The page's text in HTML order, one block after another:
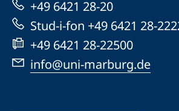
Website
+49 6421 28-20
Stud-i-fon +49 6421 28-
+49 6421 28-22500
info@uni-marburg.de